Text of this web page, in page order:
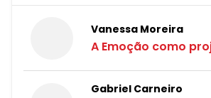
Vanessa Moreira
A Emoção como
Gabriel Carneiro